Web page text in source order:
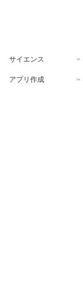
サイエンス
アプリ作成